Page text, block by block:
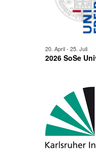
2026 SoSe
20. April- 25. Juli